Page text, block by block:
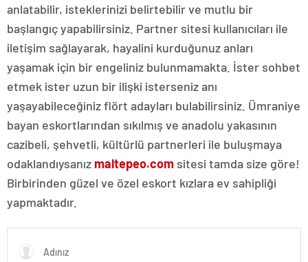
anlatabilir, isteklerinizi belirtebilir ve mutlu bir
başlangıç yapabilirsiniz. Partner sitesi kullanıcıları ile
iletişim sağlayarak, hayalini kurduğunuz anları
yaşamak için bir engeliniz bulunmamakta. İster sohbet
etmek ister uzun bir ilişki isterseniz anı
yaşayabileceğiniz flört adayları bulabilirsiniz. Ümraniye
bayan eskortlarından sıkılmış ve anadolu yakasının
cazibeli, şehvetli, kültürlü partnerleri ile buluşmaya
odaklandıysanız maltepeo.com sitesi tamda size göre!
Birbirinden güzel ve özel eskort kızlara ev sahipliği
yapmaktadır.